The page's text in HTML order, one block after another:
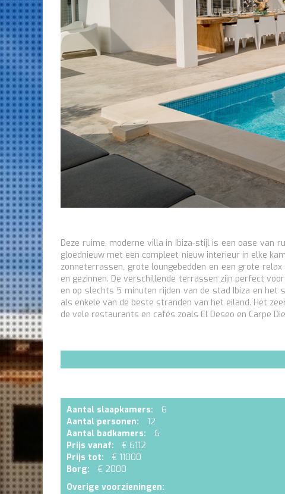
Deze ruime, moderne villa in Ibiza-stijl is een oase van
gloednieuw met een compleet nieuw interieur in elke
zonneterrassen, grote loungebedden en een grote
en gezinnen. De verschillende terrassen zijn perfect
en op slechts 5 minuten rijden van de stad Ibiza en het
als enkele van de beste stranden van het eiland. Het
de vele restaurants en cafés zoals El Deseo en Carpe
Aantal slaapkamers:
6
Aantal personen:
12
Aantal badkamers:
6
Prijs vanaf:
€ 6112
Prijs tot:
€ 11000
Borg:
€ 2000
Overige voorzieningen: